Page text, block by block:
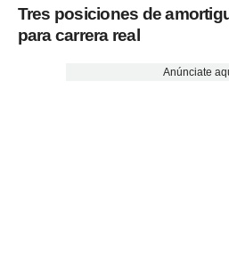
Tres posiciones de
para carrera real
Anúnciate